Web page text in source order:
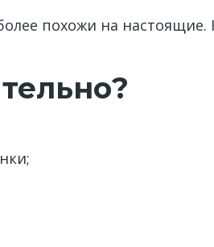
похожи на